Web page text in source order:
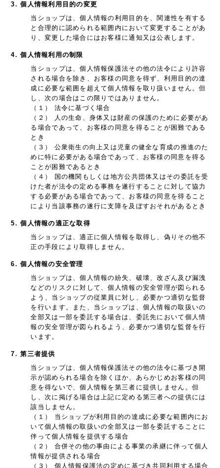
3. 個人情報利用目的の変更
当ショップは、個人情報の利用目的を、関連性を有する
と合理的に認められる範囲内において変更することがあ
り、変更した場合にはお客様に通知又は公表します。
4. 個人情報利用の制限
当ショップは、個人情報保護法その他の法令により許容
される場合を除き、お客様の同意を得ず、利用目的の達
成に必要な範囲を超えて個人情報を取り扱いません。但
し、次の場合はこの限りではありません。
（１） 法令に基づく場合
（２） 人の生命、身体又は財産の保護のために必要があ
る場合であって、お客様の同意を得ることが困難である
とき
（３） 公衆衛生の向上又は児童の健全な育成の推進のた
めに特に必要がある場合であって、お客様の同意を得る
ことが困難であるとき
（４） 国の機関もしくは地方公共団体又はその委託を受
けた者が法令の定める事務を遂行することに対して協力
する必要がある場合であって、お客様の同意を得ること
により当該事務の遂行に支障を及ぼすおそれがあるとき
5. 個人情報の適正な取得
当ショップは、適正に個人情報を取得し、偽りその他不
正の手段により取得しません。
6. 個人情報の安全管理
当ショップは、個人情報の紛失、破壊、改ざん及び漏洩
などのリスクに対して、個人情報の安全管理が図られる
よう、当ショップの従業員に対し、必要かつ適切な監督
を行います。また、当ショップは、個人情報の取扱いの
全部又は一部を委託する場合は、委託先において個人情
報の安全管理が図られるよう、必要かつ適切な監督を行
います。
7. 第三者提供
当ショップは、個人情報保護法その他の法令に基づき開
示が認められる場合を除くほか、あらかじめお客様の同
意を得ないで、個人情報を第三者に提供しません。但
し、次に掲げる場合は上記に定める第三者への提供には
該当しません。
（１） 当ショップが利用目的の達成に必要な範囲内にお
いて個人情報の取扱いの全部又は一部を委託することに
伴って個人情報を提供する場合
（２） 合併その他の事由による事業の承継に伴って個人
情報が提供される場合
（３） 個人情報保護法の定めに基づき共同利用する場合